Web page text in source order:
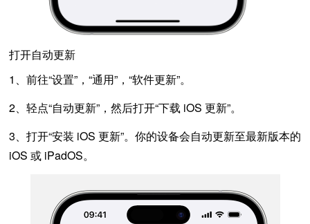
打开自动更新
1、前往“设置”，“通用”，“软件更新”。
2、轻点“自动更新”，然后打开“下载 iOS 更新”。
3、打开“安装 iOS 更新”。你的设备会自动更新至最新版本的
iOS 或 iPadOS。